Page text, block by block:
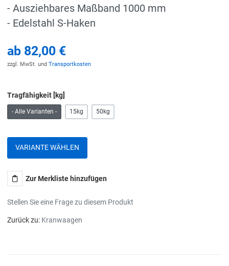
- Ausziehbares Maßband 1000 mm
- Edelstahl S-Haken
ab 82,00 €
zzgl. MwSt. und Transportkosten
Tragfähigkeit [kg]
- Alle Varianten - 15kg 50kg
VARIANTE WÄHLEN
Zur Merkliste hinzufügen
Stellen Sie eine Frage zu diesem Produkt
Zurück zu: Kranwaagen